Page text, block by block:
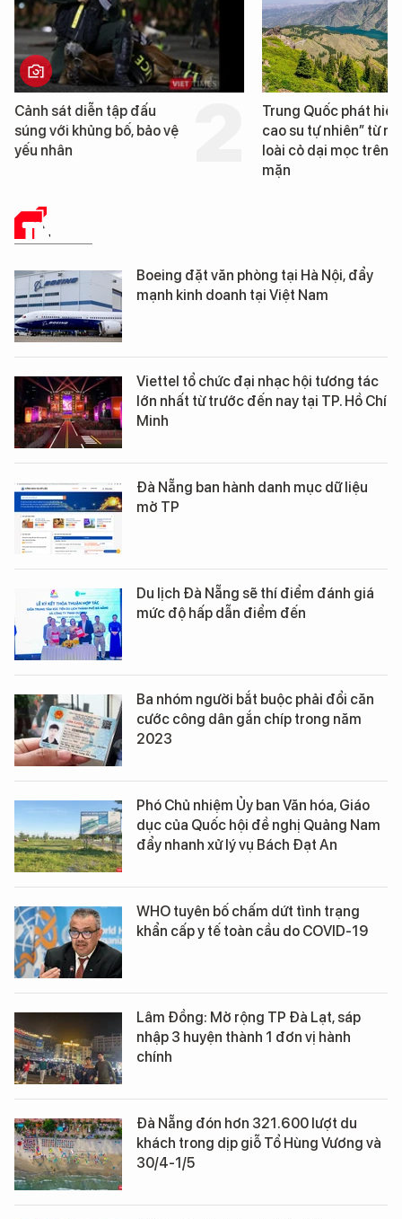
sát diễn tập đấu
khủng bố, bảo vệ
Trung Quốc phát hiện “mỏ
cao su tự nhiên” từ một
loài cỏ dại mọc trên đất
TIN TỨC
Boeing đặt văn phòng tại Hà Nội, đẩy
mạnh kinh doanh tại Việt Nam
Viettel tổ chức đại nhạc hội tương tác
lớn nhất từ trước đến nay tại TP. Hồ Chí
Minh
Đà Nẵng ban hành danh mục dữ liệu
mở TP
Du lịch Đà Nẵng sẽ thí điểm đánh giá
mức độ hấp dẫn điểm đến
Ba nhóm người bắt buộc phải đổi căn
cước công dân gắn chíp trong năm
2023
Phó Chủ nhiệm Ủy ban Văn hóa, Giáo
dục của Quốc hội đề nghị Quảng Nam
đẩy nhanh xử lý vụ Bách Đạt An
WHO tuyên bố chấm dứt tình trạng
khẩn cấp y tế toàn cầu do COVID-19
Lâm Đồng: Mở rộng TP Đà Lạt, sáp
nhập 3 huyện thành 1 đơn vị hành
chính
Đà Nẵng đón hơn 321.600 lượt du
khách trong dịp giỗ Tổ Hùng Vương và
30/4-1/5